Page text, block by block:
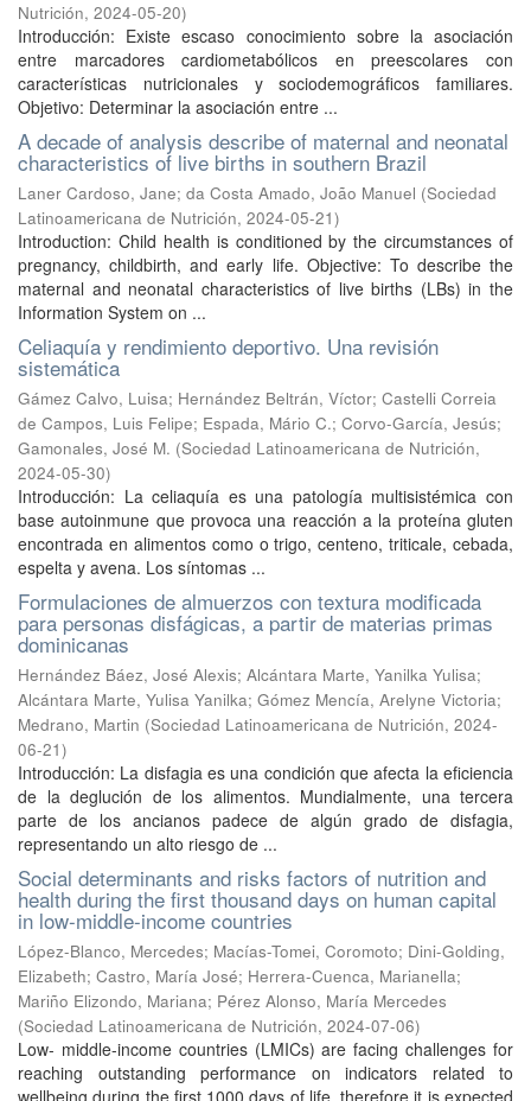
Nutrición, 2024-05-20)
Introducción: Existe escaso conocimiento sobre la asociación
entre marcadores cardiometabólicos en preescolares con
características nutricionales y sociodemográficos familiares.
Objetivo: Determinar la asociación entre ...
A decade of analysis describe of maternal and neonatal
characteristics of live births in southern Brazil
Laner Cardoso, Jane; da Costa Amado, João Manuel (Sociedad
Latinoamericana de Nutrición, 2024-05-21)
Introduction: Child health is conditioned by the circumstances of
pregnancy, childbirth, and early life. Objective: To describe the
maternal and neonatal characteristics of live births (LBs) in the
Information System on ...
Celiaquía y rendimiento deportivo. Una revisión
sistemática
Gámez Calvo, Luisa; Hernández Beltrán, Víctor; Castelli Correia
de Campos, Luis Felipe; Espada, Mário C.; Corvo-García, Jesús;
Gamonales, José M. (Sociedad Latinoamericana de Nutrición,
2024-05-30)
Introducción: La celiaquía es una patología multisistémica con
base autoinmune que provoca una reacción a la proteína gluten
encontrada en alimentos como o trigo, centeno, triticale, cebada,
espelta y avena. Los síntomas ...
Formulaciones de almuerzos con textura modificada
para personas disfágicas, a partir de materias primas
dominicanas
Hernández Báez, José Alexis; Alcántara Marte, Yanilka Yulisa;
Alcántara Marte, Yulisa Yanilka; Gómez Mencía, Arelyne Victoria;
Medrano, Martin (Sociedad Latinoamericana de Nutrición, 2024-
06-21)
Introducción: La disfagia es una condición que afecta la eficiencia
de la deglución de los alimentos. Mundialmente, una tercera
parte de los ancianos padece de algún grado de disfagia,
representando un alto riesgo de ...
Social determinants and risks factors of nutrition and
health during the first thousand days on human capital
in low-middle-income countries
López-Blanco, Mercedes; Macías-Tomei, Coromoto; Dini-Golding,
Elizabeth; Castro, María José; Herrera-Cuenca, Marianella;
Mariño Elizondo, Mariana; Pérez Alonso, María Mercedes
(Sociedad Latinoamericana de Nutrición, 2024-07-06)
Low- middle-income countries (LMICs) are facing challenges for
reaching outstanding performance on indicators related to
wellbeing during the first 1000 days of life, therefore it is expected